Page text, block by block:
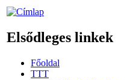
Elsődleges linkek
Főoldal
TTT